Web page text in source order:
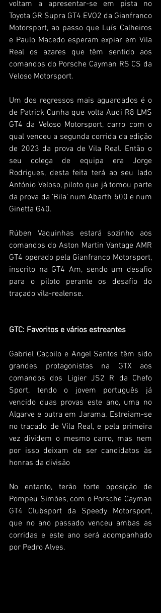
voltam a apresentar-se em pista no
Toyota GR Supra GT4 EVO2 da Gianfranco
Motorsport, ao passo que Luís Calheiros
e Paulo Macedo esperam expiar em Vila
Real os azares que têm sentido aos
comandos do Porsche Cayman RS CS da
Veloso Motorsport.
Um dos regressos mais aguardados é o
de Patrick Cunha que volta Audi R8 LMS
GT4 da Veloso Motorsport, carro com o
qual venceu a segunda corrida da edição
de 2023 da prova de Vila Real. Então o
seu colega de equipa era Jorge
Rodrigues, desta feita terá ao seu lado
António Veloso, piloto que já tomou parte
da prova da ‘Bila’ num Abarth 500 e num
Ginetta G40.
Rúben Vaquinhas estará sozinho aos
comandos do Aston Martin Vantage AMR
GT4 operado pela Gianfranco Motorsport,
inscrito na GT4 Am, sendo um desafio
para o piloto perante os desafio do
traçado vila-realense.
GTC: Favoritos e vários estreantes
Gabriel Caçoilo e Angel Santos têm sido
grandes protagonistas na GTX aos
comandos dos Ligier JS2 R da Chefo
Sport, tendo o jovem português já
vencido duas provas este ano, uma no
Algarve e outra em Jarama. Estreiam-se
no traçado de Vila Real, e pela primeira
vez dividem o mesmo carro, mas nem
por isso deixam de ser candidatos às
honras da divisão
No entanto, terão forte oposição de
Pompeu Simões, com o Porsche Cayman
GT4 Clubsport da Speedy Motorsport,
que no ano passado venceu ambas as
corridas e este ano será acompanhado
por Pedro Alves.